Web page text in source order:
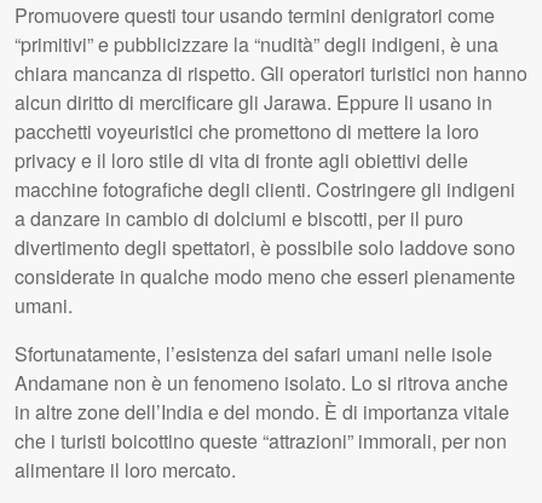
Promuovere questi tour usando termini denigratori come
“primitivi” e pubblicizzare la “nudità” degli indigeni, è una
chiara mancanza di rispetto. Gli operatori turistici non hanno
alcun diritto di mercificare gli Jarawa. Eppure li usano in
pacchetti voyeuristici che promettono di mettere la loro
privacy e il loro stile di vita di fronte agli obiettivi delle
macchine fotografiche degli clienti. Costringere gli indigeni
a danzare in cambio di dolciumi e biscotti, per il puro
divertimento degli spettatori, è possibile solo laddove sono
considerate in qualche modo meno che esseri pienamente
umani.
Sfortunatamente, l’esistenza dei safari umani nelle isole
Andamane non è un fenomeno isolato. Lo si ritrova anche
in altre zone dell’India e del mondo. È di importanza vitale
che i turisti boicottino queste “attrazioni” immorali, per non
alimentare il loro mercato.